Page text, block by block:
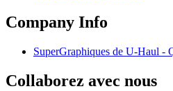
Company Info
SuperGraphiques de U-Haul -
Collaborez avec nous